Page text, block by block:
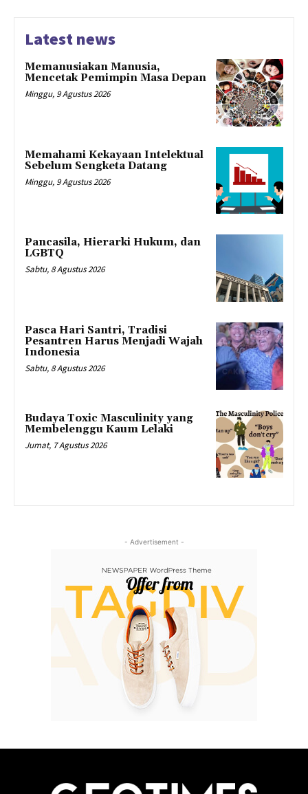
Latest news
Memanusiakan Manusia,
Mencetak Pemimpin Masa Depan
Minggu, 9 Agustus 2026
Memahami Kekayaan Intelektual
Sebelum Sengketa Datang
Minggu, 9 Agustus 2026
Pancasila, Hierarki Hukum, dan
LGBTQ
Sabtu, 8 Agustus 2026
Pasca Hari Santri, Tradisi
Pesantren Harus Menjadi Wajah
Indonesia
Sabtu, 8 Agustus 2026
Budaya Toxic Masculinity yang
Membelenggu Kaum Lelaki
Jumat, 7 Agustus 2026
- Advertisement -